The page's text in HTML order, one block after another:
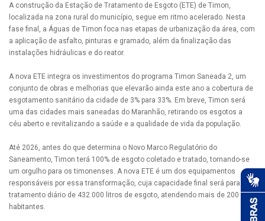
A construção da Estação de Tratamento de Esgoto (ETE) de Timon,
localizada na zona rural do município, segue em ritmo acelerado. Nesta
fase final, a Águas de Timon foca nas etapas de urbanização da área, com
a aplicação de asfalto, pinturas e gramado, além da finalização das
instalações hidráulicas e do reator.
A nova ETE integra os investimentos do programa Timon Saneada 2, um
conjunto de obras e melhorias que elevarão ainda este ano a cobertura de
esgotamento sanitário da cidade de 3% para 33%. Em breve, Timon será
uma das cidades mais saneadas do Maranhão, retirando os esgotos a
céu aberto e revitalizando a saúde e a qualidade de vida da população.
Até 2026, antes do que determina o Novo Marco Regulatório do
Saneamento, Timon terá 100% de esgoto coletado e tratado, tornando-se
um orgulho para os timonenses. A nova ETE é um dos equipamentos
responsáveis por essa transformação, cuja capacidade final será para
tratamento diário de 432.000 litros de esgoto, atendendo mais de 200 mil
habitantes.